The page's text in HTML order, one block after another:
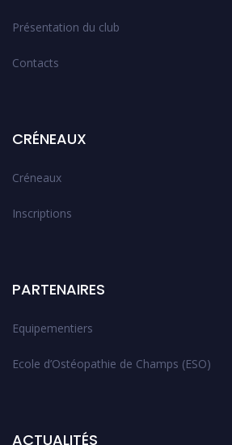
Présentation du club
Contacts
CRÉNEAUX
Créneaux
Inscriptions
PARTENAIRES
Equipementiers
Ecole d’Ostéopathie de Champs (ESO)
ACTUALITÉS